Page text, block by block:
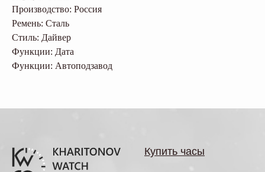
Производство: Россия
Ремень: Сталь
Стиль: Дайвер
Функции: Дата
Функции: Автоподзавод
Купить часы